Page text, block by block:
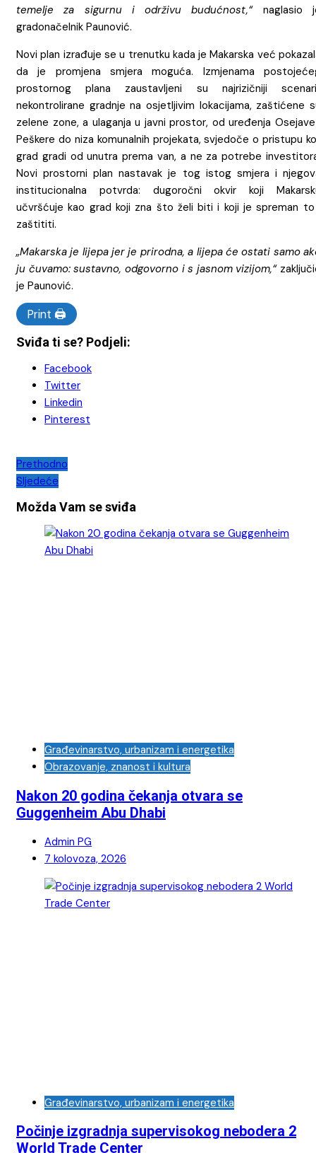
temelje za sigurnu i održivu budućnost,“naglasio
gradonačelnik Paunović.
Novi plan izrađuje se u trenutku kada je Makarska već
da je promjena smjera moguća. Izmjenama
prostornog plana zaustavljeni su najrizičniji
nekontrolirane gradnje na osjetljivim lokacijama, zaštićene
zelene zone, a ulaganja u javni prostor, od uređenja
Peškere do niza komunalnih projekata, svjedoče o pristupu
grad gradi od unutra prema van, a ne za potrebe
Novi prostorni plan nastavak je tog istog smjera i
institucionalna potvrda: dugoročni okvir koji
učvršćuje kao grad koji zna što želi biti i koji je spreman
zaštititi.
„Makarska je lijepa jer je prirodna, a lijepa će ostati samo
ju čuvamo: sustavno, odgovorno i s jasnom vizijom,“
je Paunović.
Print 🖨
Sviđa ti se? Podjeli:
Facebook
Twitter
Linkedin
Pinterest
Navigacija
objava
Prethodno
Sljedeće
Možda Vam se sviđa
Građevinarstvo, urbanizam i energetika
Obrazovanje, znanost i kultura
Nakon 20 godina čekanja otvara se
Guggenheim Abu Dhabi
Admin PG
7 kolovoza, 2026
Građevinarstvo, urbanizam i energetika
Počinje izgradnja supervisokog nebodera 2
World Trade Center